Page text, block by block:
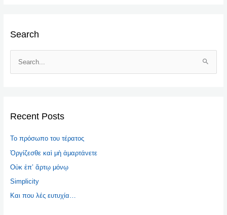
Search
c
o
r
:
Recent Posts
Το πρόσωπο του τέρατος
Ὀργίζεσθε καὶ μὴ ἁμαρτάνετε
Οὐκ ἐπ’ ἄρτῳ μόνῳ
Simplicity
Και που λές ευτυχία…